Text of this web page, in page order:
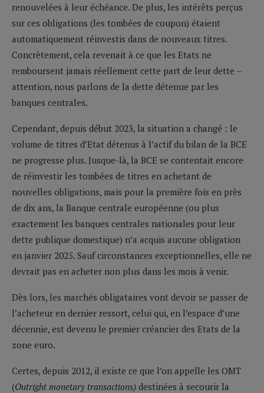
renouvelées à leur échéance. De plus, les intérêts perçus
sur ces obligations (les tombées de coupon) étaient
automatiquement réinvestis dans de nouveaux titres.
Concrètement, cela revenait à ce que les Etats ne
remboursent jamais réellement cette part de leur dette –
attention, nous parlons de la dette détenue par les
banques centrales.
Cependant, depuis début 2023, la situation a changé : le
volume de titres d’Etat détenus à l’actif du bilan de la BCE
ne progresse plus. Jusque-là, la BCE se contentait encore
de réinvestir les tombées de titres en achetant de
nouvelles obligations, mais pour la première fois en près
de dix ans, la Banque centrale européenne (ou plus
exactement les banques centrales nationales pour leur
dette publique domestique) n’a acquis aucune obligation
en janvier 2025. Sauf circonstances exceptionnelles, elle ne
devrait pas en acheter non plus dans les mois à venir.
Dès lors, les marchés obligataires vont devoir se passer de
l’acheteur en dernier ressort, celui qui, en l’espace d’une
décennie, est devenu le premier créancier des Etats de la
zone euro.
Certes, depuis 2012, il existe ce que l’on appelle les OMT
(Outright monetary transactions) destinées à secourir la